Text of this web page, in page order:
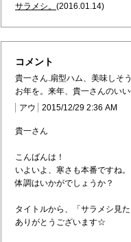
サラメシ。 (2016.01.14)
コメント
貴一さん.扇型ハム、美味しそ
お年を。来年、貴一さんのい
アウ
2015/12/29 2:36 AM
貴一さん
こんばんは！
いよいよ、寒さも本番ですね。
体調はいかがでしょうか？
タイトルから、「サラメシ見
ありがとうございます☆